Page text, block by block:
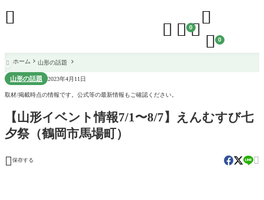
  0

 0

 ホーム 山形の話題
山形の話題 2023年4月11日
取材/掲載時点の情報です。公式等の最新情報もご確認ください。
【山形イベント情報7/1〜8/7】えんむすび七
夕祭（鶴岡市馬場町）
 保存する 